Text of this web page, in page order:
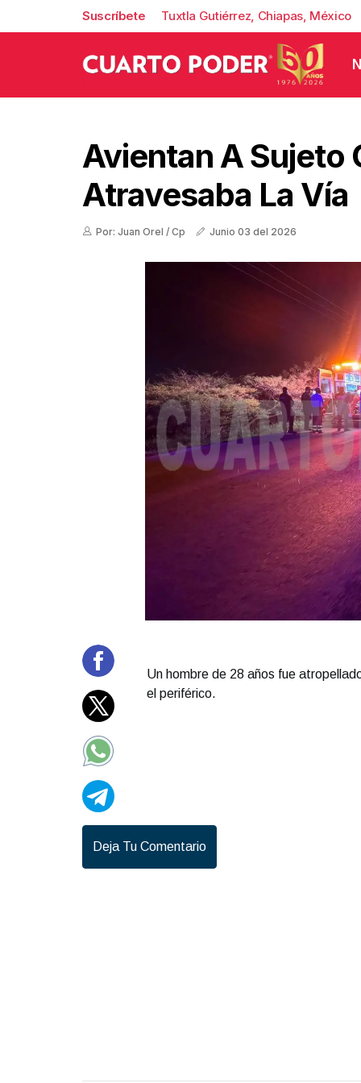
Suscríbete Tuxtla Gutiérrez, Chiapas, México
Avientan A Sujeto
Atravesaba La Vía
Por: Juan Orel / Cp Junio 03 del 2026
Un hombre de 28 años fue
el periférico.
Deja Tu Comentario